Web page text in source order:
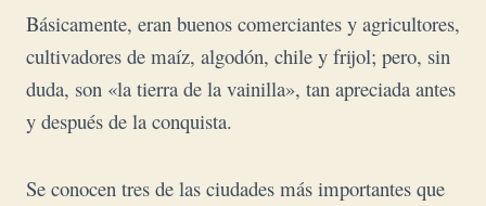
Básicamente, eran buenos comerciantes y agricultores,
cultivadores de maíz, algodón, chile y frijol; pero, sin
duda, son «la tierra de la vainilla», tan apreciada antes
y después de la conquista.
Se conocen tres de las ciudades más importantes que